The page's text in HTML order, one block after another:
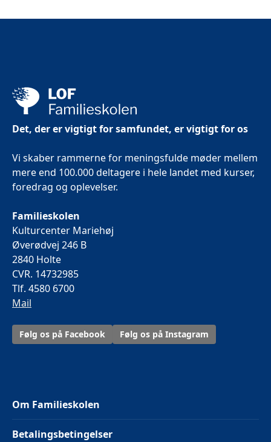
Det, der er vigtigt for samfundet, er vigtigt for os
Vi skaber rammerne for meningsfulde møder mellem
mere end 100.000 deltagere i hele landet med kurser,
foredrag og oplevelser.
Familieskolen
Kulturcenter Mariehøj
Øverødvej 246 B
2840 Holte
CVR. 14732985
Tlf. 4580 6700
Mail
Følg os på Facebook Følg os på Instagram
Om Familieskolen
Betalingsbetingelser